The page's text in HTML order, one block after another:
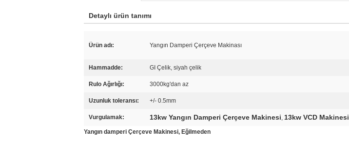
Detaylı ürün tanımı
Ürün adı: Yangın Damperi Çerçeve Makinası
Hammadde: GI Çelik, siyah çelik
Rulo Ağırlığı: 3000kg'dan az
Uzunluk toleransı: +/- 0.5mm
Vurgulamak: 13kw Yangın Damperi Çerçeve Makinesi, 13kw VCD Makinesi
Yangın damperi Çerçeve Makinesi, Eğilmeden